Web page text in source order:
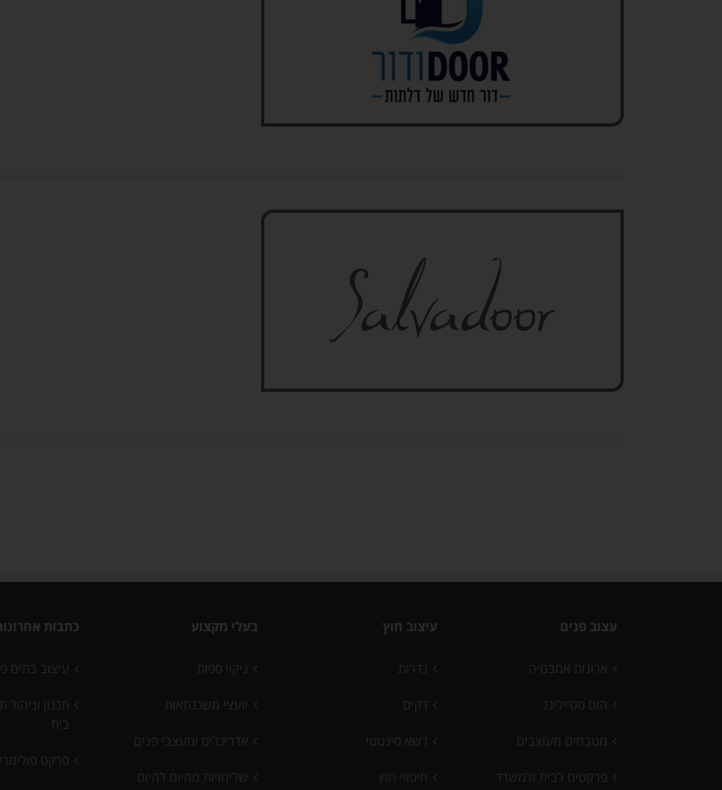
עצוב פנים
ארונות אמבטיה
הום סטיילינג
מטבחים מעוצבים
פרקטים לבית ולמשרד
עיצוב חוץ
גדרות
דקים
דשא סינטטי
חיפויי חוץ
בעלי מקצוע
ניקוי ספות
יועצי משכנתאות
אדריכלים ומעצבי פנים
שליחויות מהיום להיום
כתבות
עיצוב בתים
תכנון
בית
פרקט